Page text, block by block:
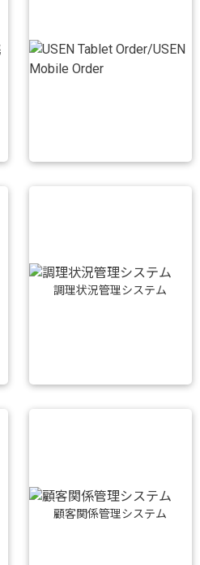
調理状況管理システム
顧客関係管理システム